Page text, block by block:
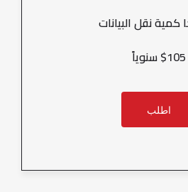
$105 سنوياً
اطلب